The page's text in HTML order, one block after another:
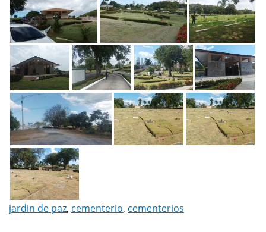
jardin de paz, cementerio, cementerios